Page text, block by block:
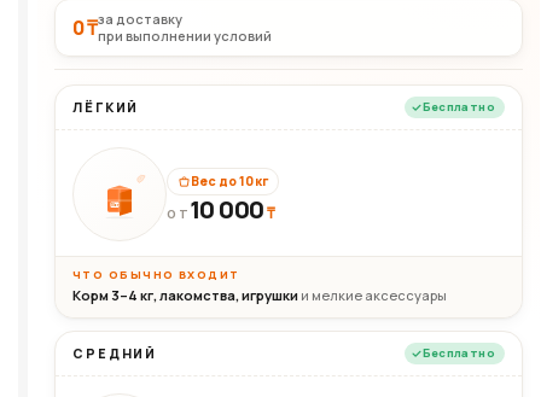
0 ₸за доставку
при выполнении условий
ЛЁГКИЙ Бесплатно
10кг
Вес до 10 кг
ОТ 10 000₸
ЧТО ОБЫЧНО ВХОДИТ
Корм 3–4 кг, лакомства, игрушки и мелкие аксессуары
СРЕДНИЙ Бесплатно